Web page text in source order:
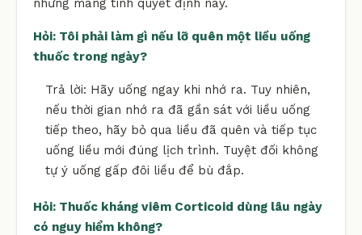
nhưng mang tính quyết định này.
Hỏi: Tôi phải làm gì nếu lỡ quên một liều uống
thuốc trong ngày?
Trả lời: Hãy uống ngay khi nhớ ra. Tuy nhiên,
nếu thời gian nhớ ra đã gần sát với liều uống
tiếp theo, hãy bỏ qua liều đã quên và tiếp tục
uống liều mới đúng lịch trình. Tuyệt đối không
tự ý uống gấp đôi liều để bù đắp.
Hỏi: Thuốc kháng viêm Corticoid dùng lâu ngày
có nguy hiểm không?